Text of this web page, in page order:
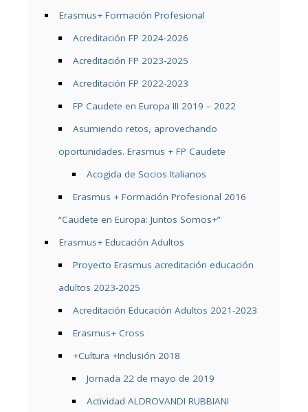
Erasmus+ Formación Profesional
Acreditación FP 2024-2026
Acreditación FP 2023-2025
Acreditación FP 2022-2023
FP Caudete en Europa III 2019 – 2022
Asumiendo retos, aprovechando
oportunidades. Erasmus + FP Caudete
Acogida de Socios Italianos
Erasmus + Formación Profesional 2016
“Caudete en Europa: Juntos Somos+”
Erasmus+ Educación Adultos
Proyecto Erasmus acreditación educación
adultos 2023-2025
Acreditación Educación Adultos 2021-2023
Erasmus+ Cross
+Cultura +Inclusión 2018
Jornada 22 de mayo de 2019
Actividad ALDROVANDI RUBBIANI